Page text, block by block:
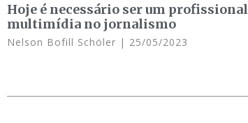
Hoje é necessário ser um profissional
multimídia no jornalismo
Nelson Bofill Schöler 25/05/2023